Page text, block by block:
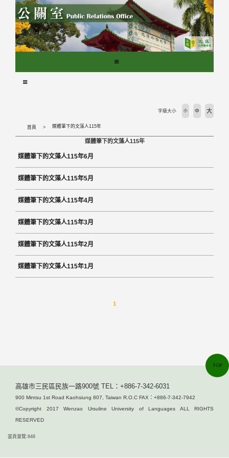
首頁 媒體筆下的文藻人115年
字級大小 小 中 大
媒體筆下的文藻人115年
媒體筆下的文藻人115年6月
媒體筆下的文藻人115年5月
媒體筆下的文藻人115年4月
媒體筆下的文藻人115年3月
媒體筆下的文藻人115年2月
媒體筆下的文藻人115年1月
1
高雄市三民區民族一路900號 TEL：+886-7-342-6031
900 Mintsu 1st Road Kaohsiung 807, Taiwan R.O.C FAX：+886-7-342-7942
©Copyright 2017 Wenzao Ursuline University of Languages ALL RIGHTS
RESERVED
當頁瀏覽:848
TOP